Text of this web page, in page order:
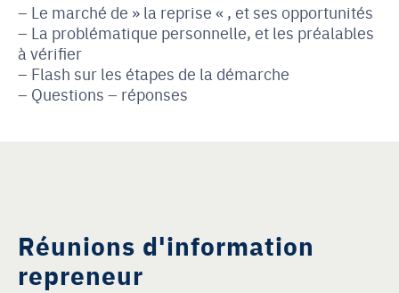
Le marché de » la reprise « , et ses opportunités
La problématique personnelle, et les préalables
à vérifier
Flash sur les étapes de la démarche
Questions – réponses
Réunions d'information
repreneur